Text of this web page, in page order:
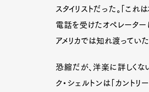
スタイリストだった。「こ
電話を受けたオペレーター
アメリカでは知れ渡っていた
恐縮だが、洋楽に詳しく
ク・シェルトンは「カント